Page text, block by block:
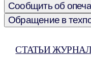
Сообщить об
Обращение в
СТАТЬИ